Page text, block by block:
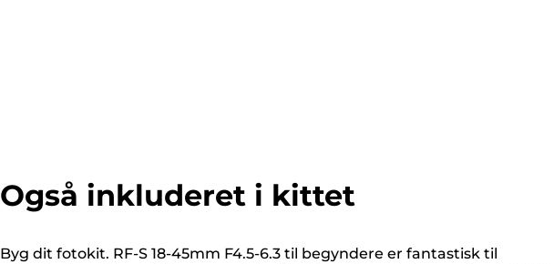
Også inkluderet i kittet
Byg dit fotokit. RF-S 18-45mm F4.5-6.3 til begyndere er fantastisk til